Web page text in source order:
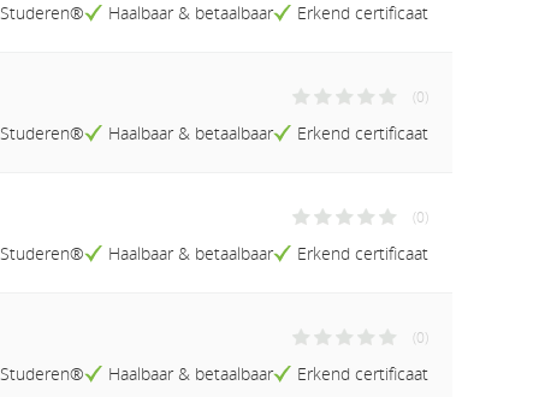
Haalbaar & betaalbaar Erkend certificaat
(0)
Haalbaar & betaalbaar Erkend certificaat
(0)
Haalbaar & betaalbaar Erkend certificaat
(0)
Haalbaar & betaalbaar Erkend certificaat